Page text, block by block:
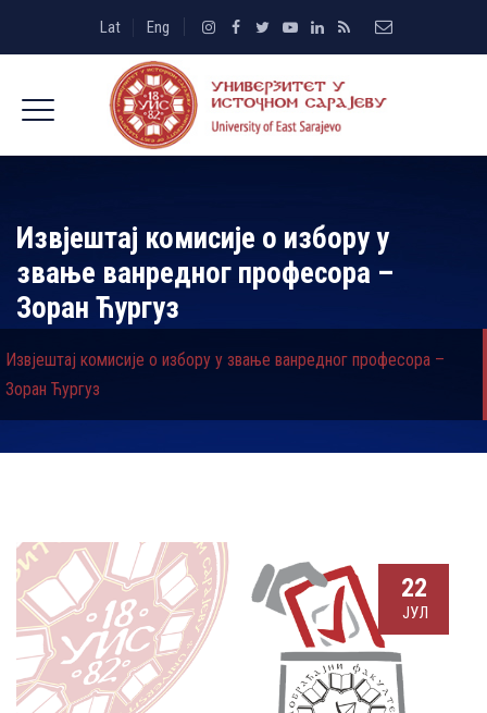
Lat Eng
Извјештај комисије о избору у
звање ванредног професора –
Зоран Ћургуз
Извјештај комисије о избору у звање ванредног професора –
Зоран Ћургуз
22
ЈУЛ